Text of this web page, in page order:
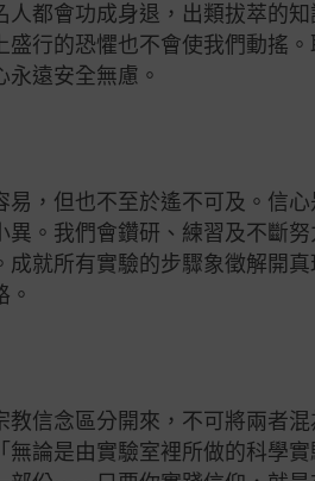
都會功成身退，出類拔萃的
行的恐懼也不會使我們動搖
遠安全無慮。
，但也不至於遙不可及。信
。我們會鑽研、練習及不斷
就所有實驗的步驟象徵解開
教信念區分開來，不可將兩者
論是由實驗室裡所做的科學